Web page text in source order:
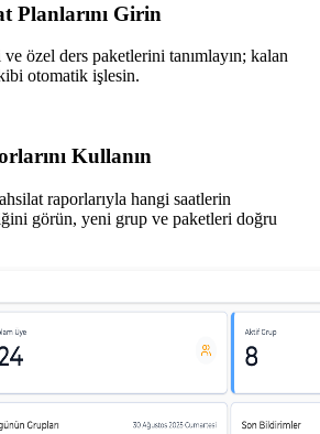
Planlarını Girin
özel ders paketlerini tanımlayın; kalan
otomatik işlesin.
Kullanın
raporlarıyla hangi saatlerin
görün, yeni grup ve paketleri doğru